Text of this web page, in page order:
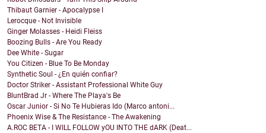
Thibaut Garnier - Apocalypse I
Lerocque - Not Invisible
Ginger Molasses - Heidi Fleiss
Boozing Bulls - Are You Ready
Dee White - Sugar
You Citizen - Blue To Be Monday
Synthetic Soul - ¿En quién confiar?
Doctor Striker - Assistant Professional White Guy
BluntBrad Jr - Where The Playa's Be
Oscar Junior - Si No Te Hubieras Ido (Marco antoni...
Phoenix Wise & The Resistance - The Awakening
A.ROC BETA - I WILL FOLLOW yOU INTO THE dARK (Deat...